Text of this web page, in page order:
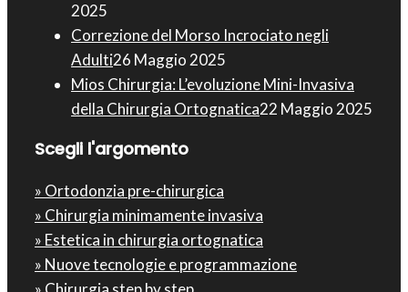
2025
Correzione del Morso Incrociato negli
Adulti26 Maggio 2025
Mios Chirurgia : L’evoluzione Mini-Invasiva
della Chirurgia Ortognatica22 Maggio 2025
Scegli l'argomento
» Ortodonzia pre-chirurgica
» Chirurgia minimamente invasiva
» Estetica in chirurgia ortognatica
» Nuove tecnologie e programmazione